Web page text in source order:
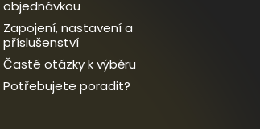
objednávkou
Zapojení, nastavení a
příslušenství
Časté otázky k výběru
Potřebujete poradit?